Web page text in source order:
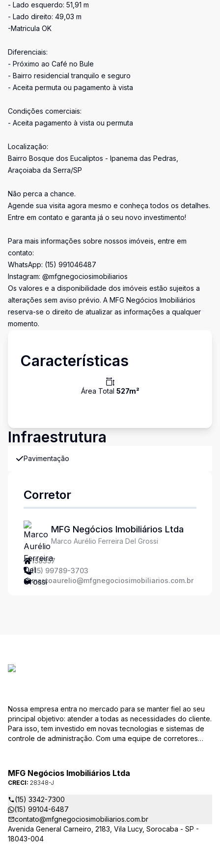
- Lado esquerdo: 51,91 m
- Lado direito: 49,03 m
-Matricula OK
Diferenciais:
- Próximo ao Café no Bule
- Bairro residencial tranquilo e seguro
- Aceita permuta ou pagamento à vista
Condições comerciais:
- Aceita pagamento à vista ou permuta
Localização:
Bairro Bosque dos Eucaliptos - Ipanema das Pedras,
Araçoiaba da Serra/SP
Não perca a chance.
Agende sua visita agora mesmo e conheça todos os detalhes.
Entre em contato e garanta já o seu novo investimento!
Para mais informações sobre nossos imóveis, entre em
contato:
WhatsApp: (15) 991046487
Instagram: @mfgnegociosimobiliarios
Os valores e a disponibilidade dos imóveis estão sujeitos a
alterações sem aviso prévio. A MFG Negócios Imobiliários
reserva-se o direito de atualizar as informações a qualquer
momento.
Características
Área Total 527m²
Infraestrutura
Pavimentação
Corretor
MFG Negócios Imobiliários Ltda
Marco Aurélio Ferreira Del Grossi
158357
(15) 99789-3703
marcoaurelio@mfgnegociosimobiliarios.com.br
Nossa empresa entra no mercado para se manter fiel ao seu
principal objetivo: atender a todas as necessidades do cliente.
Para isso, tem investido em novas tecnologias e sistemas de
controle de administração. Com uma equipe de corretores
comerciais, terrenos etc. para compra e venda. As consultas
podem ser feitas por telefone, pessoalmente, ou pela Internet,
pela pesquisa para Vendas. Um módulo de super busca irá
pesquisar entre as ofertas o imóvel com as características que
você procura. em instantes você terá as informações sobre o
resultado, podendo, inclusive marcar visita ou pesquisar
outros parâmetros. Caso não exista uma oferta que preencha
seus requisitos, você poderá preencher o formulário Procura
MFG Negócios Imobiliários Ltda
CRECI: 28348-J
(15) 3342-7300
(15) 99104-6487
contato@mfgnegociosimobiliarios.com.br
Avenida General Carneiro, 2183, Vila Lucy, Sorocaba - SP -
18043-004